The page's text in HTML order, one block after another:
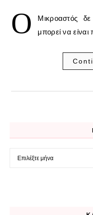
Ο
Μικροαστός
μπορεί να
Ιστορικό